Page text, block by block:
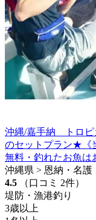
沖縄/嘉手納 トロピ
のセットプラン★《
無料・釣れたお魚は
沖縄県 > 恩納・名護
4.5
（口コミ 2件）
堤防・漁港釣り
3歳以上